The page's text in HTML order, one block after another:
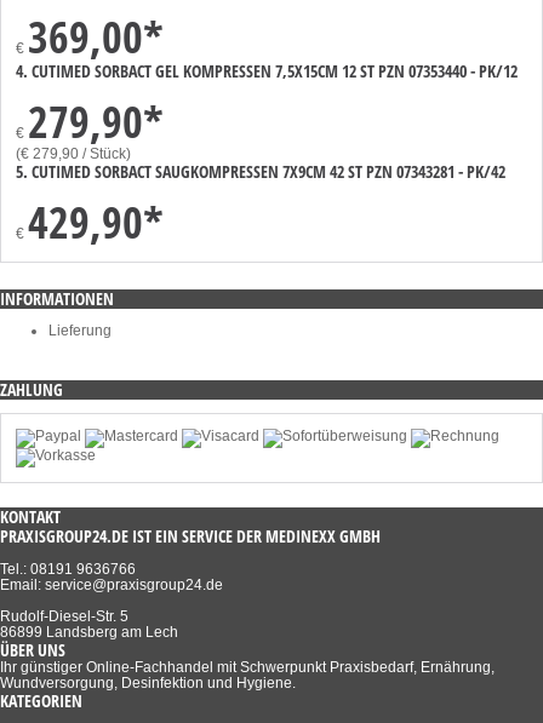
€ 369,00*
4. CUTIMED SORBACT GEL KOMPRESSEN 7,5X15CM 12 ST PZN 07353440 - PK/12
€ 279,90*
(€ 279,90 / Stück)
5. CUTIMED SORBACT SAUGKOMPRESSEN 7X9CM 42 ST PZN 07343281 - PK/42
€ 429,90*
INFORMATIONEN
Lieferung
ZAHLUNG
KONTAKT
PRAXISGROUP24.DE IST EIN SERVICE DER MEDINEXX GMBH
Tel.: 08191 9636766
Email: service@praxisgroup24.de
Rudolf-Diesel-Str. 5
86899 Landsberg am Lech
ÜBER UNS
Ihr günstiger Online-Fachhandel mit Schwerpunkt Praxisbedarf, Ernährung,
Wundversorgung, Desinfektion und Hygiene.
KATEGORIEN